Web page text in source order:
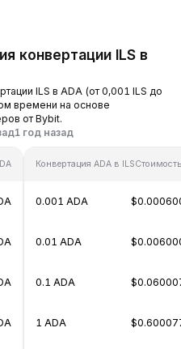
конвертации ILS в
ILS в ADA (от 0,001 ILS до
времени на основе
от Bybit.
1 год назад
Конвертация ADA в ILS
0.001 ADA
0.01 ADA
0.1 ADA
1 ADA